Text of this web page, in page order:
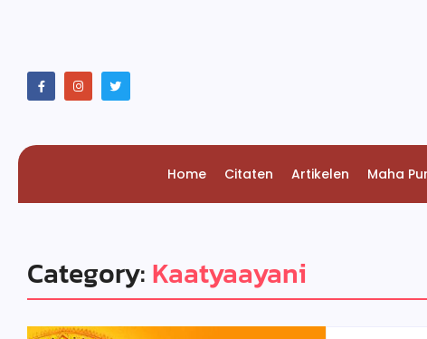
Home Citaten Artikelen Maha
Category: Kaatyaayani